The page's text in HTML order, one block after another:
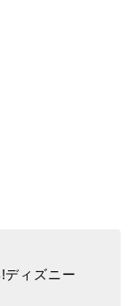
ディズニー